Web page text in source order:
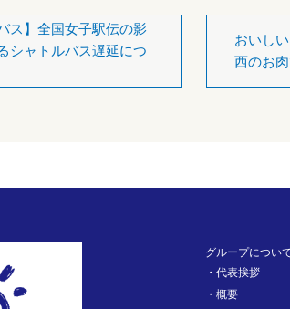
ス】全国女子駅伝の影
シャトルバス遅延につ
おいし
西のお肉
グループについ
代表挨拶
概要